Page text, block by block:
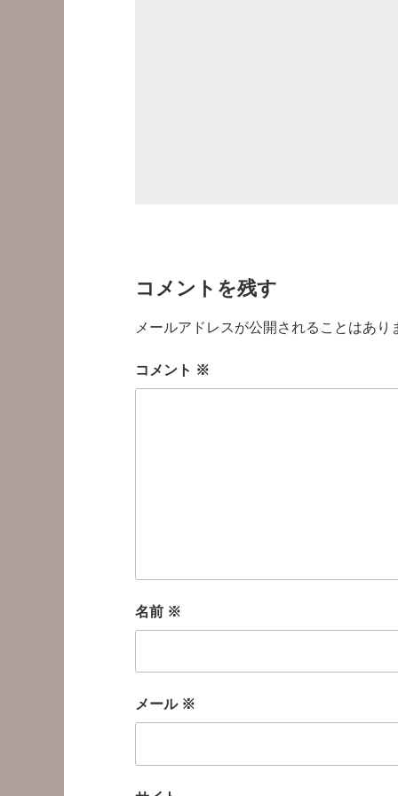
コメントを残す
メールアドレスが公開されることはあり
コメント ※
名前 ※
メール ※